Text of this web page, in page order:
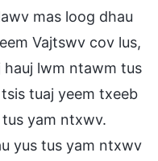
mas loog dhau
Vajtswv cov lus,
lwm ntawm tus
tuaj yeem txeeb
yam ntxwv.
yus tus yam ntxwv